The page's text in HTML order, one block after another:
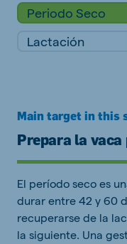
Periodo Seco
Lactación
Main target in this
Prepara la
El período seco es
durar entre 42 y 60
recuperarse de la
la siguiente. Una